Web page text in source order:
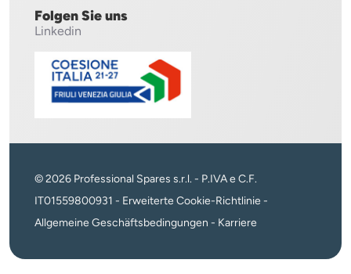
Folgen Sie uns
Linkedin
© 2026 Professional Spares s.r.l. - P.IVA e C.F.
IT01559800931 - Erweiterte Cookie-Richtlinie -
Allgemeine Geschäftsbedingungen - Karriere